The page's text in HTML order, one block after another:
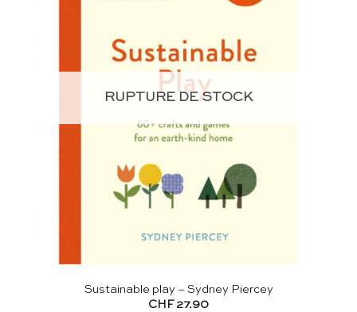
RUPTURE DE STOCK
Sustainable play – Sydney Piercey
CHF 27.90